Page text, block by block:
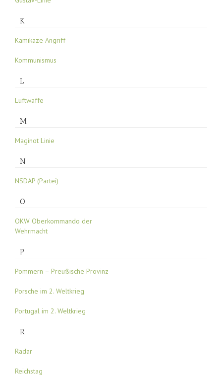
K
Kamikaze Angriff
Kommunismus
L
Luftwaffe
M
Maginot Linie
N
NSDAP (Partei)
O
OKW Oberkommando der
Wehrmacht
P
Pommern – Preußische Provinz
Porsche im 2. Weltkrieg
Portugal im 2. Weltkrieg
R
Radar
Reichstag